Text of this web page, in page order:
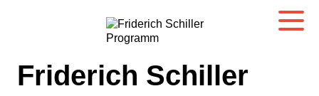
Friderich Schiller